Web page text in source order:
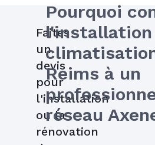
Pourquoi
l'installation
Reims à un
réseau
Faites
un
devis
pour
l'installation
ou la
rénovation